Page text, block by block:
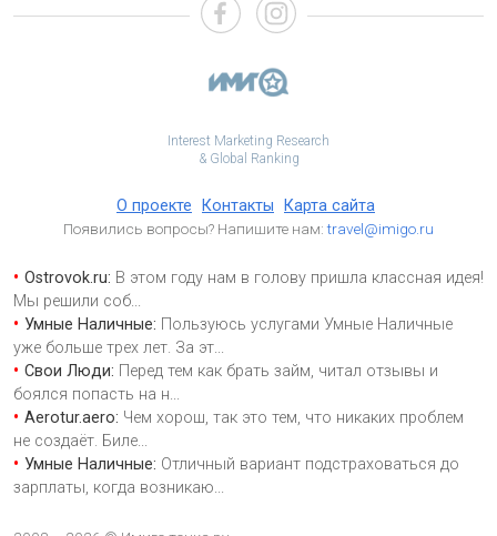
Interest Marketing Research
& Global Ranking
О проекте Контакты Карта сайта
Появились вопросы? Напишите нам:travel@imigo.ru
Ostrovok.ru: В этом году нам в голову пришла классная идея!
Мы решили соб...
Умные Наличные: Пользуюсь услугами Умные Наличные
уже больше трех лет. За эт...
Свои Люди: Перед тем как брать займ, читал отзывы и
боялся попасть на н...
Aerotur.aero: Чем хорош, так это тем, что никаких проблем
не создаёт. Биле...
Умные Наличные: Отличный вариант подстраховаться до
зарплаты, когда возникаю...